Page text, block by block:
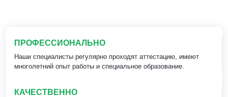
ПРОФЕССИОНАЛЬНО
Наши специалисты регулярно проходят аттестацию, имеют
многолетний опыт работы и специальное образование.
КАЧЕСТВЕННО